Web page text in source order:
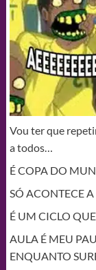
Vou ter que
a todos…
É COPA DO
SÓ ACONTECE
É UM CICLO
AULA É MEU
ENQUANTO